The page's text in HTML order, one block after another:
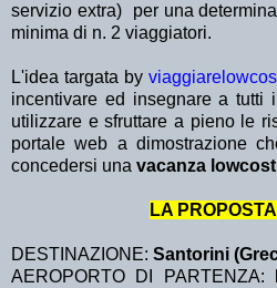
servizio extra)
per una
minima di n. 2 viaggiatori.
L'idea targata by
incentivare ed insegnare a tutti
utilizzare e sfruttare a pieno le
portale web a dimostrazione
concedersi una vacanza lowcost
LA PROPOSTA
DESTINAZIONE: Santorini
AEROPORTO DI PARTENZA: